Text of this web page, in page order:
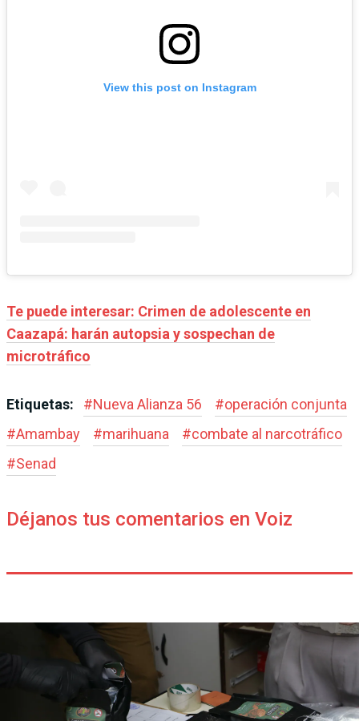
View this post on Instagram
Te puede interesar: Crimen de adolescente en
Caazapá: harán autopsia y sospechan de
microtráfico
Etiquetas: #Nueva Alianza 56 #operación conjunta
#Amambay #marihuana #combate al narcotráfico
#Senad
Déjanos tus comentarios en Voiz